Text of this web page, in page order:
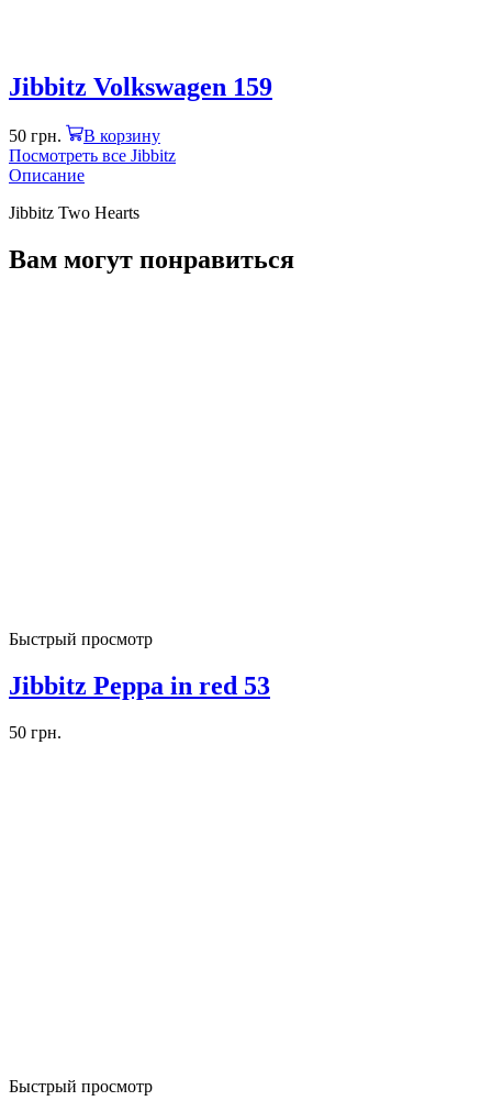
Jibbitz Volkswagen 159
50 грн.
В корзину
Посмотреть все Jibbitz
Описание
Jibbitz Two Hearts
Вам могут понравиться
Быстрый просмотр
Jibbitz Peppa in red 53
50 грн.
Быстрый просмотр